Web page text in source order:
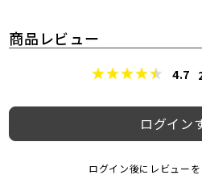
商品レビュー
4.7
ログイン
ログイン後にレビュー